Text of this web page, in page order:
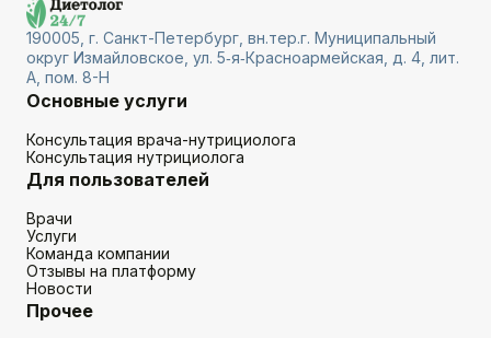
190005, г. Санкт-Петербург, вн.тер.г. Муниципальный
округ Измайловское, ул. 5‑я‑Красноармейская, д. 4, лит.
А, пом. 8-Н
Основные услуги
Консультация врача-нутрициолога
Консультация нутрициолога
Для пользователей
Врачи
Услуги
Команда компании
Отзывы на платформу
Новости
Прочее